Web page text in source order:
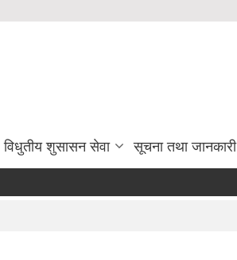
विधुतीय शुसासन सेवा सूचना तथा जानकारी